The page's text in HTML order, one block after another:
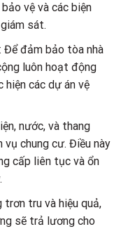
vệ và các biện
sát.
Để đảm bảo tòa nhà
luôn hoạt động
các dự án vệ
nước, và thang
chung cư. Điều này
cấp liên tục và ổn
trơn tru và hiệu quả,
sẽ trả lương cho